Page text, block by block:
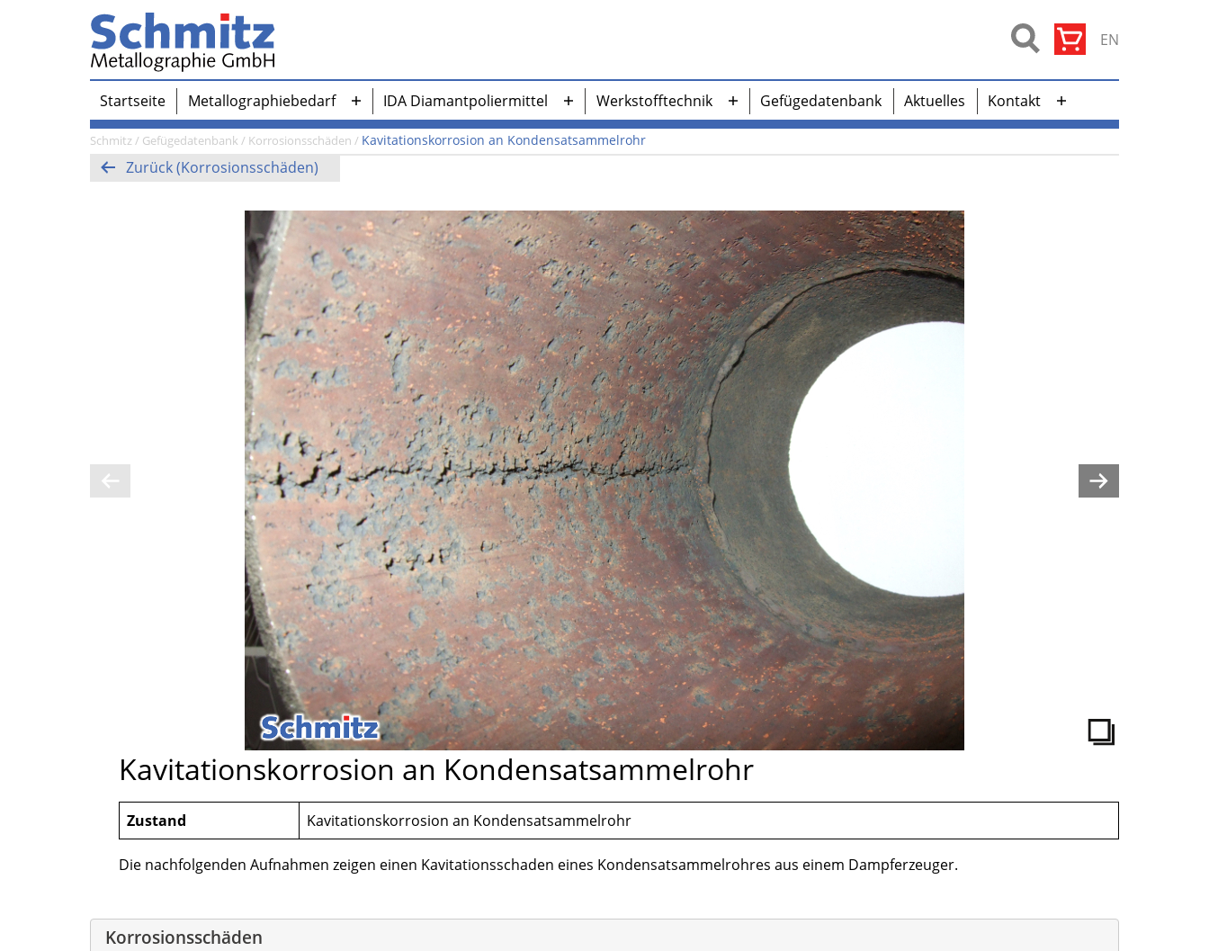
Metallographie
GmbH
EN
Startseite Metallographiebedarf
Menü
öffnen
IDA Diamantpoliermittel
Menü
öffnen
Werkstofftechnik
Menü
öffnen
Gefügedatenbank Aktuelles Kontakt
Menü
öffnen
Schmitz / Gefügedatenbank / Korrosionsschäden / Kavitationskorrosion an Kondensatsammelrohr
Zurück (Korrosionsschäden)
Kavitationskorrosion an Kondensatsammelrohr
Zustand Kavitationskorrosion an Kondensatsammelrohr
Die nachfolgenden Aufnahmen zeigen einen Kavitationsschaden eines Kondensatsammelrohres aus einem Dampferzeuger.
Korrosionsschäden